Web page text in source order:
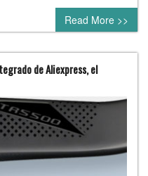
Read More >>
de Aliexpress, el